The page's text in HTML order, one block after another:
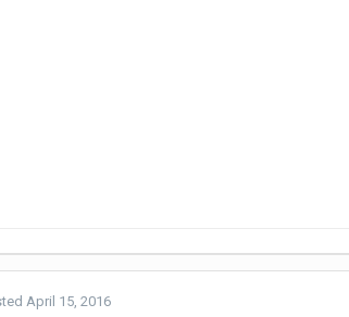
April 15, 2016